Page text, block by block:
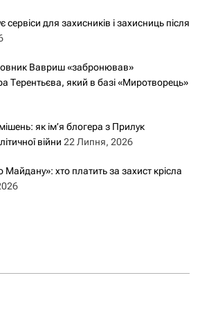
для захисників і захисниць після
Вавриш «забронював»
Терентьєва, який в базі «Миротворець»
як ім’я блогера з Прилук
війни 22 Липня, 2026
хто платить за захист крісла